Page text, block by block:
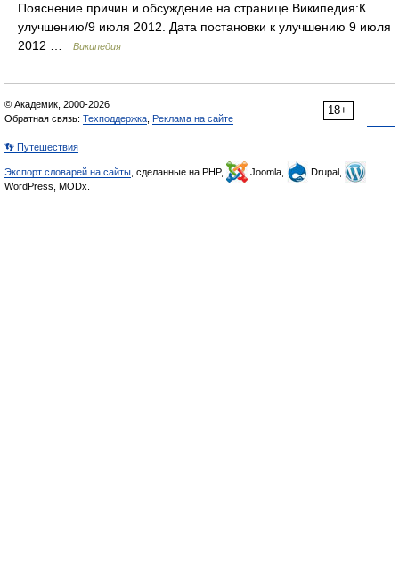
Пояснение причин и обсуждение на странице Википедия:К
улучшению/9 июля 2012. Дата постановки к улучшению 9 июля
2012 …
Википедия
18+
© Академик, 2000-2026
Обратная связь: Техподдержка Реклама на сайте
👣 Путешествия
Экспорт словарей на сайты , сделанные на PHP, Joomla,
Drupal,
WordPress, MODx.